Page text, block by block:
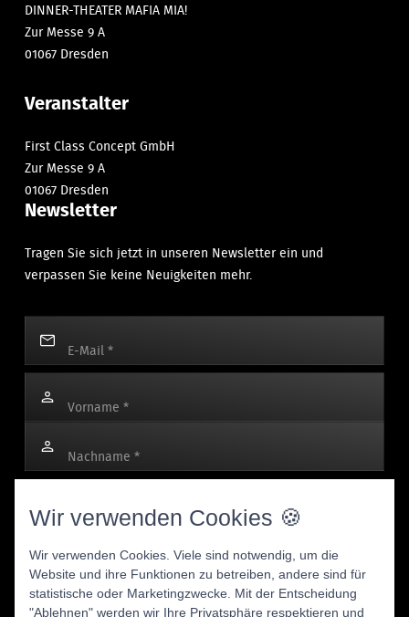
DINNER-THEATER MAFIA MIA!
Zur Messe 9 A
01067 Dresden
Veranstalter
First Class Concept GmbH
Zur Messe 9 A
01067 Dresden
Newsletter
Tragen Sie sich jetzt in unseren Newsletter ein und
verpassen Sie keine Neuigkeiten mehr.
E-Mail *
Vorname *
Nachname *
Mit dem Anmelden des Newsletters stimmen Sie zu, dass Ihre
personenbezogenen Daten für werbliche E-Mails verwendet
Wir verwenden Cookies 🍪
Wir verwenden Cookies. Viele sind notwendig, um die
Website und ihre Funktionen zu betreiben, andere sind für
statistische oder Marketingzwecke. Mit der Entscheidung
"Ablehnen" werden wir Ihre Privatsphäre respektieren und